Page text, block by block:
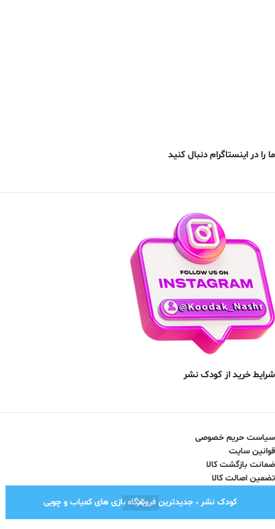
کودک نشر ، جدیدترین فروشگاه بازی های کمیاب و چوبی
ما را در اینستاگرام دنبال کنید
شرایط خرید از کودک نشر
سیاست حریم خصوصی
قوانین سایت
ضمانت بازگشت کالا
تضمین اصالت کالا
نماد اعتماد الکترونیک